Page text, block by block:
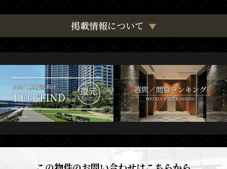
掲載情報について